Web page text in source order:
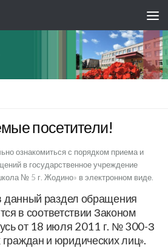
посетители!
ознакомиться с порядком приема и
в государственное учреждение
№ 5 г. Жодино» в электронном виде.
данный раздел обращения
в соответствии Законом
от 18 июля 2011 г. № 300-З
и юридических лиц».